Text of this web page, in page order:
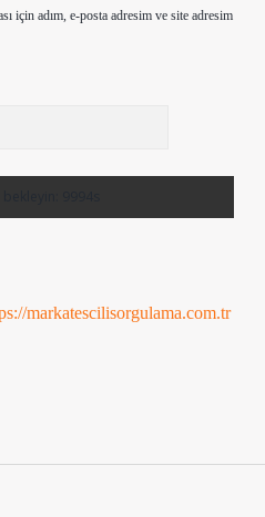
için adım, e-posta adresim ve site adresim
markatescilisorgulama.com.tr